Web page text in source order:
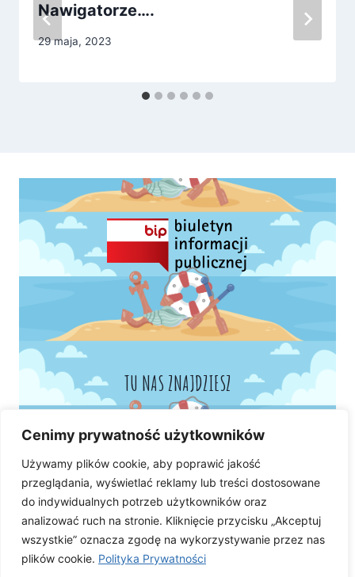
Cenimy prywatność użytkowników
Używamy plików cookie, aby poprawić jakość
przeglądania, wyświetlać reklamy lub treści dostosowane
do indywidualnych potrzeb użytkowników oraz
analizować ruch na stronie. Kliknięcie przycisku „Akceptuj
wszystkie” oznacza zgodę na wykorzystywanie przez nas
plików cookie. Polityka Prywatności
Nawigatorze….
29 maja, 2023
TU NAS ZNAJDZIESZ